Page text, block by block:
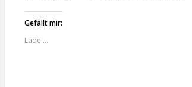
Gefällt mir:
Lade …